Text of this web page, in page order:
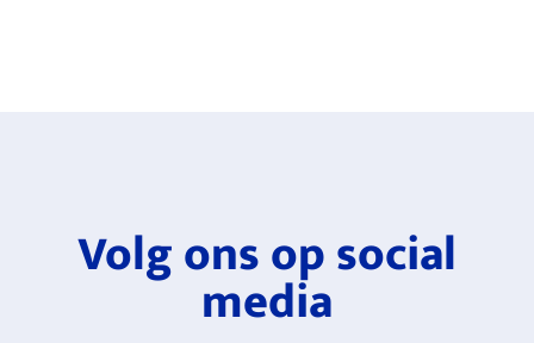
Volg ons op social
media